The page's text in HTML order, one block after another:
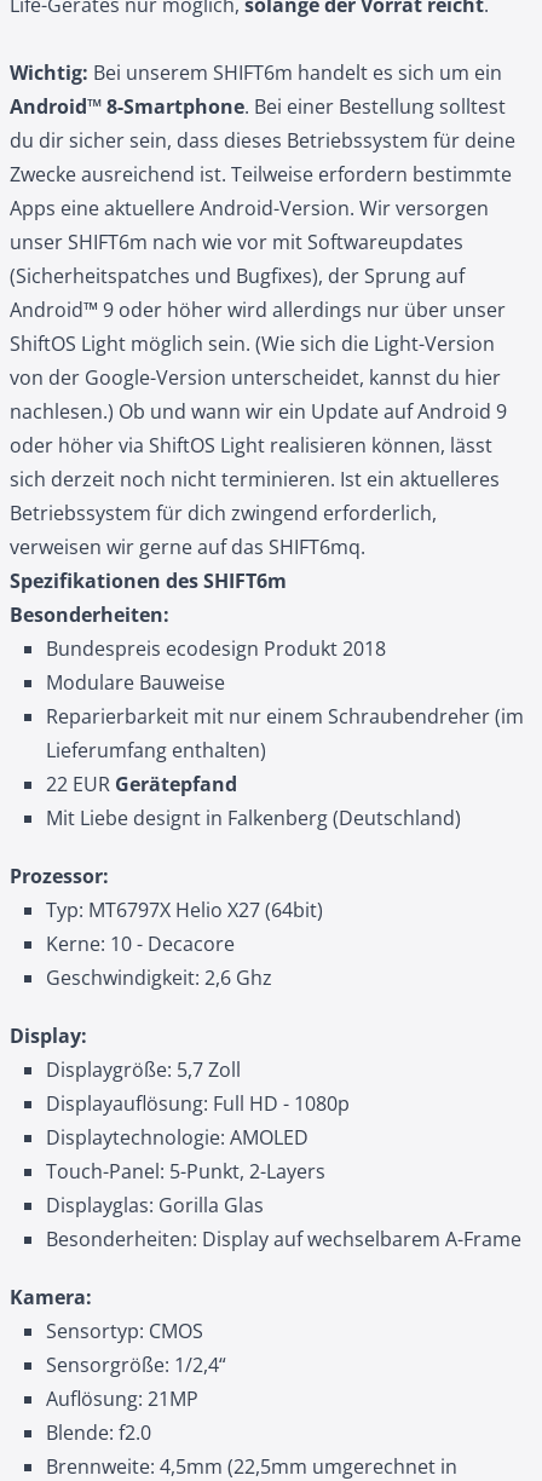
Wichtig: Bei unserem SHIFT6m handelt es sich um ein
Android™ 8-Smartphone. Bei einer Bestellung solltest
du dir sicher sein, dass dieses Betriebssystem für deine
Zwecke ausreichend ist. Teilweise erfordern bestimmte
Apps eine aktuellere Android-Version. Wir versorgen
unser SHIFT6m nach wie vor mit Softwareupdates
(Sicherheitspatches und Bugfixes), der Sprung auf
Android™ 9 oder höher wird allerdings nur über unser
ShiftOS Light möglich sein. (Wie sich die Light-Version
von der Google-Version unterscheidet, kannst du hier
nachlesen.) Ob und wann wir ein Update auf Android 9
oder höher via ShiftOS Light realisieren können, lässt
sich derzeit noch nicht terminieren. Ist ein aktuelleres
Betriebssystem für dich zwingend erforderlich,
verweisen wir gerne auf das SHIFT6mq.
Spezifikationen des SHIFT6m
Besonderheiten:
Bundespreis ecodesign Produkt 2018
Modulare Bauweise
Reparierbarkeit mit nur einem Schraubendreher (im
Lieferumfang enthalten)
22 EUR Gerätepfand
Mit Liebe designt in Falkenberg (Deutschland)
Prozessor:
Typ: MT6797X Helio X27 (64bit)
Kerne: 10 - Decacore
Geschwindigkeit: 2,6 Ghz
Display:
Displaygröße: 5,7 Zoll
Displayauflösung: Full HD - 1080p
Displaytechnologie: AMOLED
Touch-Panel: 5-Punkt, 2-Layers
Displayglas: Gorilla Glas
Besonderheiten: Display auf wechselbarem A-Frame
Kamera:
Sensortyp: CMOS
Sensorgröße: 1/2,4“
Auflösung: 21MP
Blende: f2.0
Brennweite: 4,5mm (22,5mm umgerechnet in